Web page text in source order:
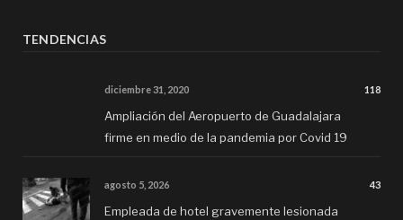
TENDENCIAS
diciembre 31, 2020 118
Ampliación del Aeropuerto de Guadalajara
firme en medio de la pandemia por Covid 19
agosto 5, 2026 43
Empleada de hotel gravemente lesionada